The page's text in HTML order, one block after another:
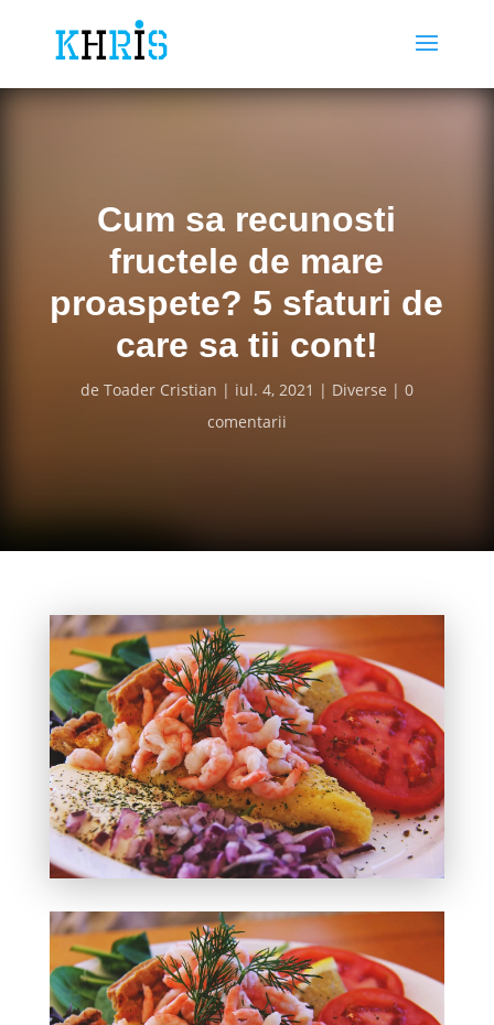
Cum sa recunosti
fructele de mare
proaspete? 5 sfaturi de
care sa tii cont!
de Toader Cristian iul. 4, 2021 Diverse
0
comentarii